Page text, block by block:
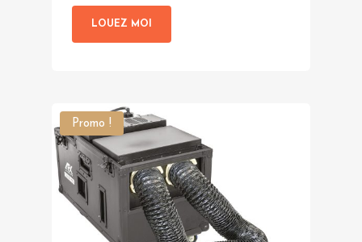
était :
118,00 €.
LOUEZ MOI
Promo !